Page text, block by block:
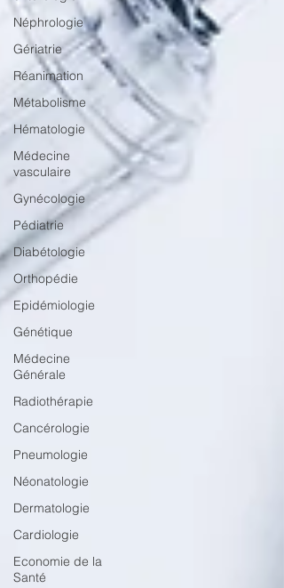
Néphrologie
Gériatrie
Réanimation
Métabolisme
Hématologie
Médecine
vasculaire
Gynécologie
Pédiatrie
Diabétologie
Orthopédie
Epidémiologie
Génétique
Médecine
Générale
Radiothérapie
Cancérologie
Pneumologie
Néonatologie
Dermatologie
Cardiologie
Economie de la
Santé